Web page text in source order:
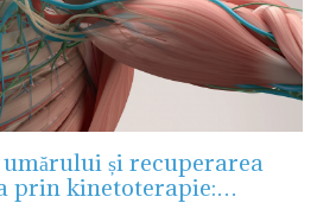
și recuperarea
prin kinetoterapie:…